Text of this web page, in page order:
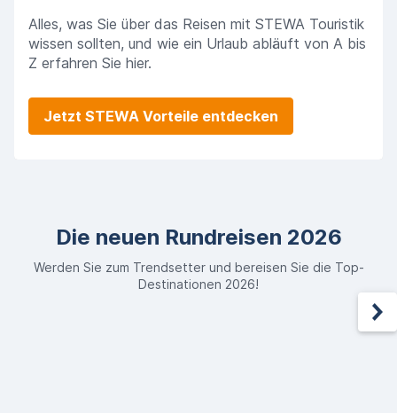
Alles, was Sie über das Reisen mit STEWA Touristik
wissen sollten, und wie ein Urlaub abläuft von A bis
Z erfahren Sie hier.
Jetzt STEWA Vorteile entdecken
Die neuen Rundreisen 2026
Werden Sie zum Trendsetter und bereisen Sie die Top-
Destinationen 2026!